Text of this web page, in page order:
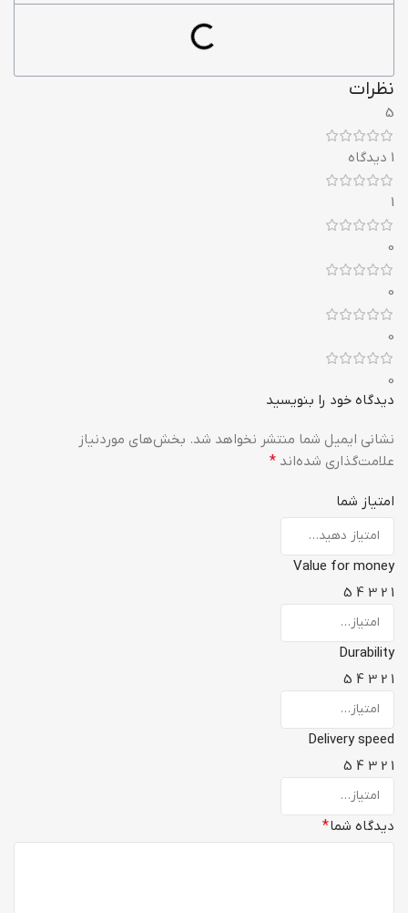
نظرات
5
1 دیدگاه
1
0
0
0
0
دیدگاه خود را بنویسید
نشانی ایمیل شما منتشر نخواهد شد. بخش‌های موردنیاز
علامت‌گذاری شده‌اند *
امتیاز شما
Value for money
1
2
3
4
5
Durability
1
2
3
4
5
Delivery speed
1
2
3
4
5
دیدگاه شما*